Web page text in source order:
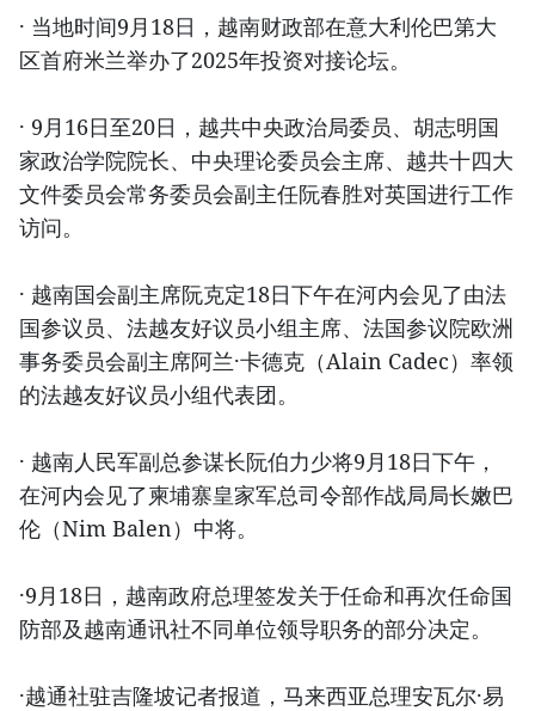
· 当地时间9月18日，越南财政部在意大利伦巴第大
区首府米兰举办了2025年投资对接论坛。
· 9月16日至20日，越共中央政治局委员、胡志明国
家政治学院院长、中央理论委员会主席、越共十四大
文件委员会常务委员会副主任阮春胜对英国进行工作
访问。
· 越南国会副主席阮克定18日下午在河内会见了由法
国参议员、法越友好议员小组主席、法国参议院欧洲
事务委员会副主席阿兰·卡德克（Alain Cadec）率领
的法越友好议员小组代表团。
· 越南人民军副总参谋长阮伯力少将9月18日下午，
在河内会见了柬埔寨皇家军总司令部作战局局长嫩巴
伦（Nim Balen）中将。
·9月18日，越南政府总理签发关于任命和再次任命国
防部及越南通讯社不同单位领导职务的部分决定。
·越通社驻吉隆坡记者报道，马来西亚总理安瓦尔·易